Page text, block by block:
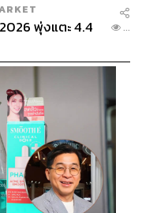
พุ่งแตะ 4.4
...